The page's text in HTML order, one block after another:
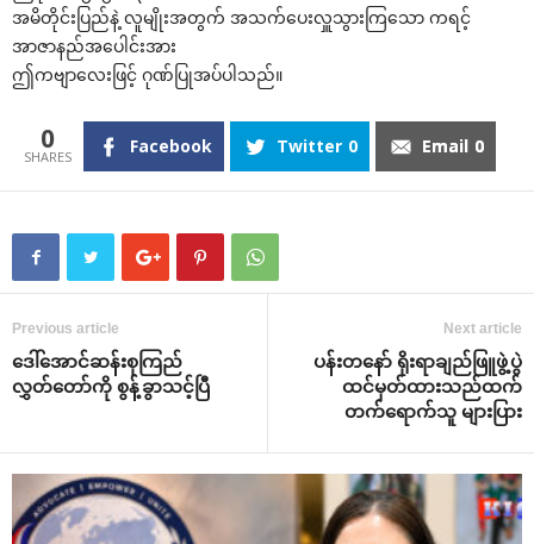
အမိတိုင်းပြည်နဲ့ လူမျိုးအတွက် အသက်‌ပေးလှူသွားကြ‌သော ကရင့်
အာဇာနည်အ‌ပေါင်းအား
ဤကဗျာ‌လေးဖြင့် ဂုဏ်ပြုအပ်ပါသည်။
0 Facebook Twitter 0 Email 0
Previous article
‌ဒေါ်‌အောင်ဆန်းစုကြည်
လွှတ်‌တော်ကို စွန့်ခွာသင့်ပြီ
Next article
ပန်းတ‌နော် ရိုးရာချည်ဖြူဖွဲ့ပွဲ
ထင်မှတ်ထားသည်ထက်
တက်‌ရောက်သူ များပြား